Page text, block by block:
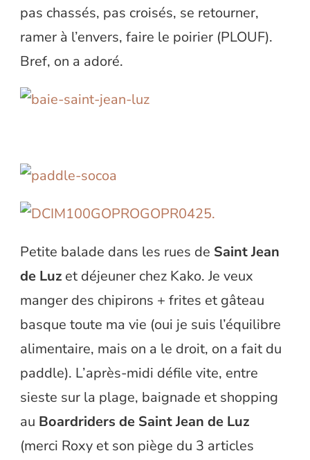
pas chassés, pas croisés, se retourner,
ramer à l’envers, faire le poirier (PLOUF).
Bref, on a adoré.
Petite balade dans les rues de Saint Jean
de Luz et déjeuner chez Kako. Je veux
manger des chipirons + frites et gâteau
basque toute ma vie (oui je suis l’équilibre
alimentaire, mais on a le droit, on a fait du
paddle). L’après-midi défile vite, entre
sieste sur la plage, baignade et shopping
au Boardriders de Saint Jean de Luz
(merci Roxy et son piège du 3 articles